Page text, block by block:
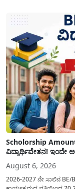
Scholorship
ವಿದ್ಯಾರ್ಥಿವೇತನ! ಇಂದೇ
August 6, 2026
2026-2027 ನೇ ಸಾಲಿನ BE/